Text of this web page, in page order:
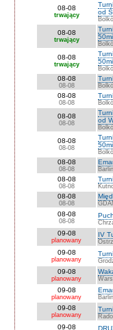
08-08
trwający
od
08-08
trwający
08-08
trwający
08-08
08-08
08-08
08-08
08-08
08-08
od
08-08
08-08
08-08
08-08
08-08
08-08
08-08
08-08
08-08
08-08
09-08
planowany
IV
09-08
planowany
09-08
planowany
09-08
planowany
09-08
planowany
09-08